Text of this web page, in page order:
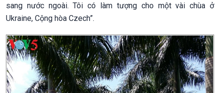
sang nước ngoài. Tôi có làm tượng cho một vài chùa ở
Ukraine, Cộng hòa Czech”.